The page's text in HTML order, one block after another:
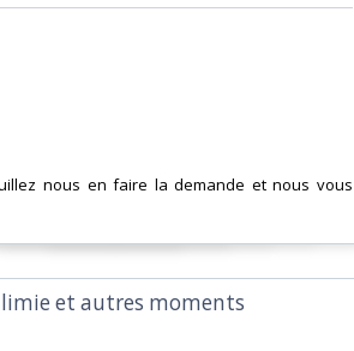
nous en faire la demande et nous vous
et autres moments